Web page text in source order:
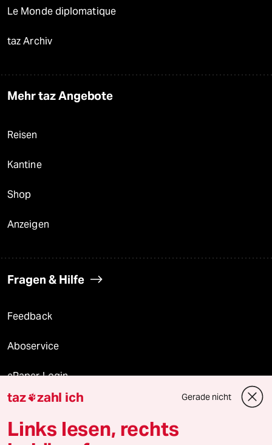
Le Monde diplomatique
taz Archiv
Mehr taz Angebote
Reisen
Kantine
Shop
Anzeigen
Fragen & Hilfe
Feedback
Aboservice
ePaper Login
Downloads für Abonnierende
taz zahl ich Gerade nicht
Links lesen, rechts